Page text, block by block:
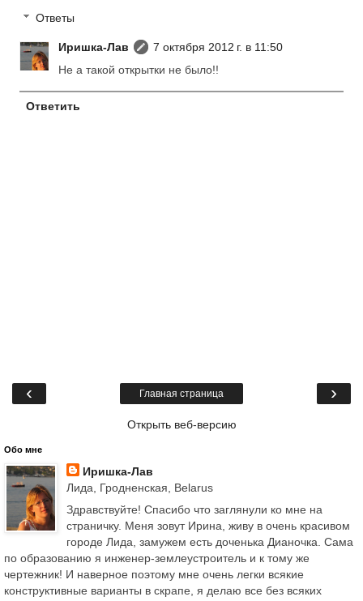
Ответы
Иришка-Лав
7 октября 2012 г. в 11:50
Не а такой открытки не было!!
Ответить
‹ ›
Главная страница
Открыть веб-версию
Обо мне
Иришка-Лав
Лида, Гродненская, Belarus
Здравствуйте! Спасибо что заглянули ко мне на
страничку. Меня зовут Ирина, живу в очень красивом
городе Лида, замужем есть доченька Дианочка. Сама
по образованию я инженер-землеустроитель и к тому же
чертежник! И наверное поэтому мне очень легки всякие
конструктивные варианты в скрапе, я делаю все без всяких